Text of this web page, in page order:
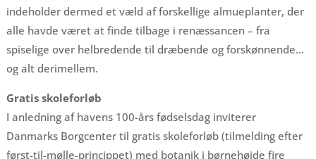
indeholder dermed et væld af forskellige almueplanter, der
alle havde været at finde tilbage i renæssancen – fra
spiselige over helbredende til dræbende og forskønnende…
og alt derimellem.
Gratis skoleforløb
I anledning af havens 100-års fødselsdag inviterer
Danmarks Borgcenter til gratis skoleforløb (tilmelding efter
først-til-mølle-princippet) med botanik i børnehøjde fire